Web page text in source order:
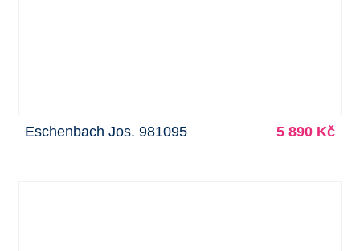
Eschenbach Jos. 981095 5 890 Kč